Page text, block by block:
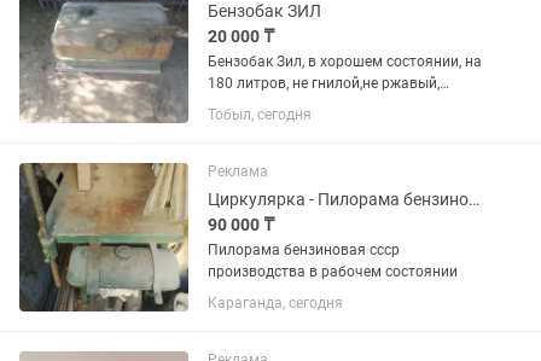
Бензобак ЗИЛ
20 000 ₸
Бензобак Зил, в хорошем состоянии, на
180 литров, не гнилой,не ржавый,
производство СССР, г. Тобыл
(Затобольск)
Тобыл, сегодня
Реклама
Циркулярка - Пилорама бензиновая
90 000 ₸
Пилорама бензиновая ссср
производства в рабочем состоянии
Караганда, сегодня